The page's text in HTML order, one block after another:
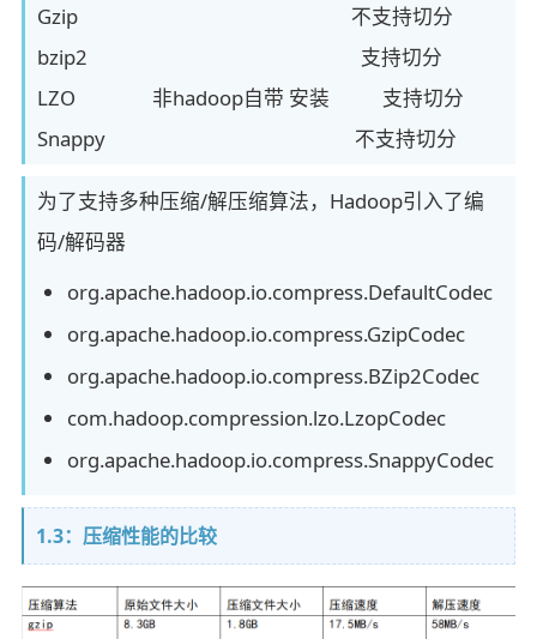
Gzip 不支持切分
bzip2 支持切分
LZO 非hadoop自带 安装 支持切分
Snappy 不支持切分
为了支持多种压缩/解压缩算法，Hadoop引入了编
码/解码器
org.apache.hadoop.io.compress.DefaultCodec
org.apache.hadoop.io.compress.GzipCodec
org.apache.hadoop.io.compress.BZip2Codec
com.hadoop.compression.lzo.LzopCodec
org.apache.hadoop.io.compress.SnappyCodec
1.3：压缩性能的比较